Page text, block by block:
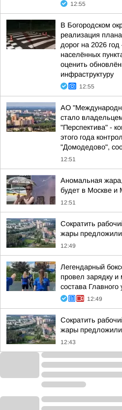
12:55
В Богородском
реализация
дорог на 2026
населённых
оценить
инфраструктуру
12:55
АО
стало
"Перспектива" -
этого года
"Домодедово",
12:51
Аномальная
будет в Москве и
12:51
Сократить
жары
12:49
Легендарный
провел зарядку и
состава Главного
12:49
Сократить
жары
12:43